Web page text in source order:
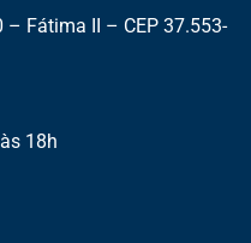
– Fátima II – CEP 37.553-
18h